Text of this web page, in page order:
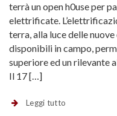
terrà un open h0use per
elettrificate.
terra, alla luce delle
disponibili in campo,
superiore ed un rilevante
Il 17 […]
Leggi tutto